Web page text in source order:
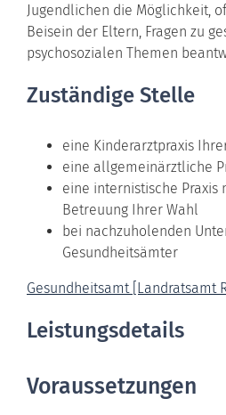
Jugendlichen die Möglichkeit,
Beisein der Eltern, Fragen zu
psychosozialen Themen
Zuständige Stelle
eine Kinderarztpraxis
eine allgemeinärztliche
eine internistische
Betreuung Ihrer Wahl
bei nachzuholenden
Gesundheitsämter
Gesundheitsamt [Landratsamt
Leistungsdetails
Voraussetzungen